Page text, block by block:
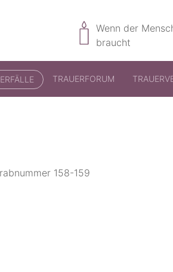
Wenn der
braucht
TRAUERFORUM
158-159